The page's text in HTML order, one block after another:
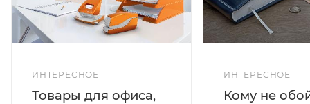
ИНТЕРЕСНОЕ
Товары для офиса,
ИНТЕРЕСНОЕ
Кому не